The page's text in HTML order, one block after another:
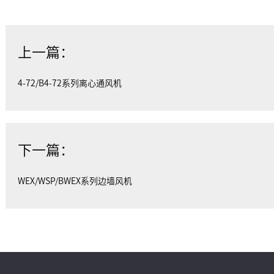
上一篇：
4-72/B4-72系列离心通风机
下一篇：
WEX/WSP/BWEX系列边墙风机